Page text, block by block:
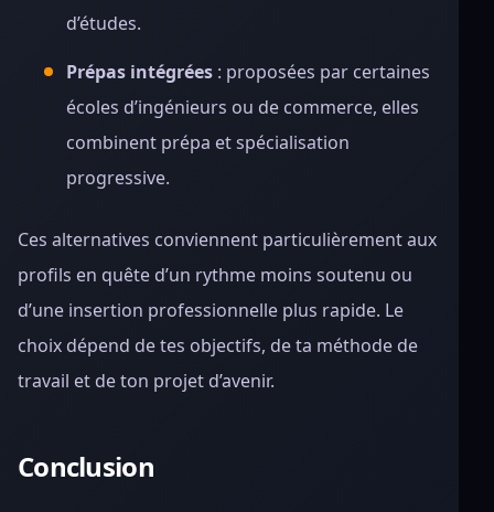
d’études.
Prépas intégrées : proposées par certaines
écoles d’ingénieurs ou de commerce, elles
combinent prépa et spécialisation
progressive.
Ces alternatives conviennent particulièrement aux
profils en quête d’un rythme moins soutenu ou
d’une insertion professionnelle plus rapide. Le
choix dépend de tes objectifs, de ta méthode de
travail et de ton projet d’avenir.
Conclusion